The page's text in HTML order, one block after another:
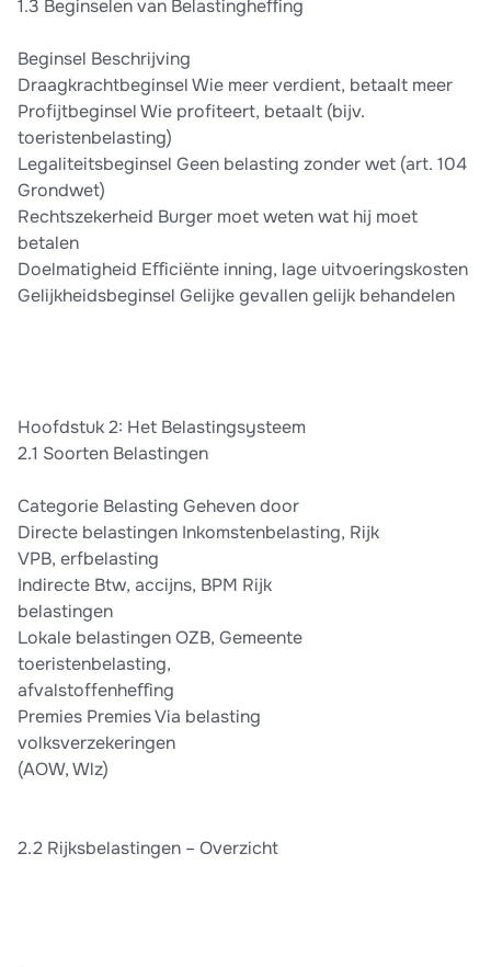
1.3 Beginselen van Belastingheﬀing
Beginsel Beschrijving
Draagkrachtbeginsel Wie meer verdient, betaalt meer
Profijtbeginsel Wie profiteert, betaalt (bijv.
toeristenbelasting)
Legaliteitsbeginsel Geen belasting zonder wet (art. 104
Grondwet)
Rechtszekerheid Burger moet weten wat hij moet
betalen
Doelmatigheid Eﬀiciënte inning, lage uitvoeringskosten
Gelijkheidsbeginsel Gelijke gevallen gelijk behandelen
Hoofdstuk 2: Het Belastingsysteem
2.1 Soorten Belastingen
Categorie Belasting Geheven door
Directe belastingen Inkomstenbelasting, Rijk
VPB, erfbelasting
Indirecte Btw, accijns, BPM Rijk
belastingen
Lokale belastingen OZB, Gemeente
toeristenbelasting,
afvalstoffenheﬀing
Premies Premies Via belasting
volksverzekeringen
(AOW, Wlz)
2.2 Rijksbelastingen – Overzicht